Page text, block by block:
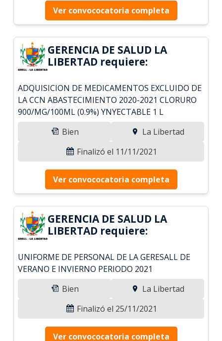
Ver convococatoria completa
GERENCIA DE SALUD LA
LIBERTAD requiere:
ADQUISICION DE MEDICAMENTOS EXCLUIDO DE
LA CCN ABASTECIMIENTO 2020-2021 CLORURO
900/MG/100ML (0.9%) YNYECTABLE 1 L
Bien
La Libertad
Finalizó el 11/11/2021
Ver convococatoria completa
GERENCIA DE SALUD LA
LIBERTAD requiere:
UNIFORME DE PERSONAL DE LA GERESALL DE
VERANO E INVIERNO PERIODO 2021
Bien
La Libertad
Finalizó el 25/11/2021
Ver convococatoria completa